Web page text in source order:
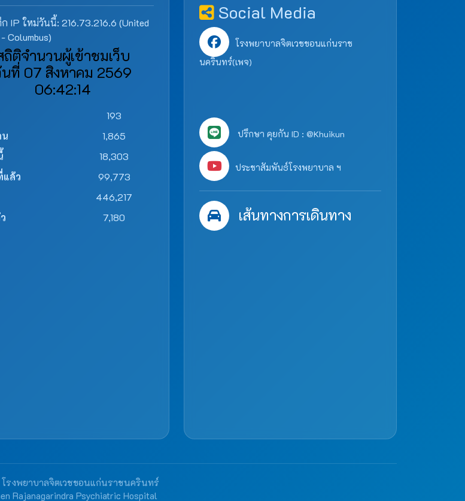
IP ใหม่วันนี้: 216.73.216.6 (United
Columbus)
ถิติจำนวนผู้เข้าชมเว็บ
ที่ 07 สิงหาคม 2569
06:42:14
193
น
1,865
18,303
แล้ว
99,773
446,217
7,180
Social Media
โรงพยาบาลจิตเวชขอนแก่นราช
นครินทร์(เพจ)
ปรึกษา คุยกัน ID : @Khuikun
ประชาสัมพันธ์โรงพยาบาล ฯ
เส้นทางการเดินทาง
รงพยาบาลจิตเวชขอนแก่นราชนครินทร์
Rajanagarindra Psychiatric Hospital